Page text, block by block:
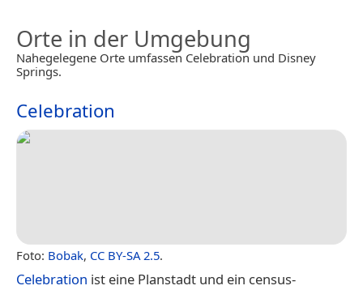
Orte in der Umgebung
Nahegelegene Orte umfassen Celebration und Disney
Springs.
Celebration
Foto: Bobak, CC BY-SA 2.5.
Celebration ist eine Planstadt und ein census-